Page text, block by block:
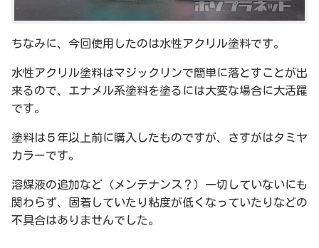
ちなみに、今回使用したのは水性アクリル塗料です。
水性アクリル塗料はマジックリンで簡単に落とすことが出
来るので、エナメル系塗料を塗るには大変な場合に大活躍
です。
塗料は５年以上前に購入したものですが、さすがはタミヤ
カラーです。
溶媒液の追加など（メンテナンス？）一切していないにも
関わらず、固着していたり粘度が低くなっていたりなどの
不具合はありませんでした。